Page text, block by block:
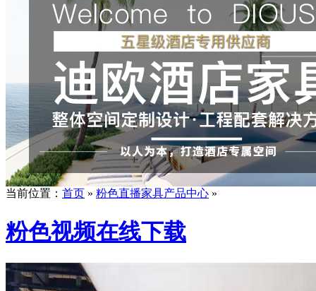
当前位置： 首页 » 粉色直播家具产品中心 »
粉色视频在线下载